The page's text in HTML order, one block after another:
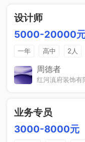
设计师
5000-20000
一年 高中 2人
年终奖金
奖励计划
周德者
红河滇府装饰有
业务专员
3000-8000元